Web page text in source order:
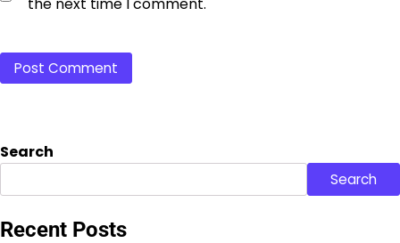
Search
Search
Recent Posts